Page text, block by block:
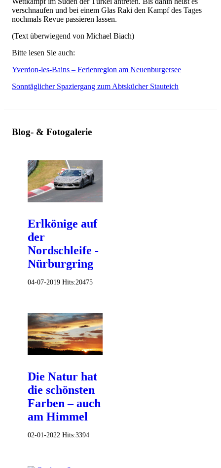
verschnaufen und bei einem Glas Raki den Kampf des Tages
nochmals Revue passieren lassen.
(Text überwiegend von Michael Biach)
Bitte lesen Sie auch:
Yverdon-les-Bains – Ferienregion am Neuenburgersee
Sonntäglicher Spaziergang zum Abtskücher Stauteich
Blog- & Fotogalerie
Erlkönige auf
der
Nordschleife -
Nürburgring
04-07-2019 Hits:20475
Die Natur hat
die schönsten
Farben – auch
am Himmel
02-01-2022 Hits:3394